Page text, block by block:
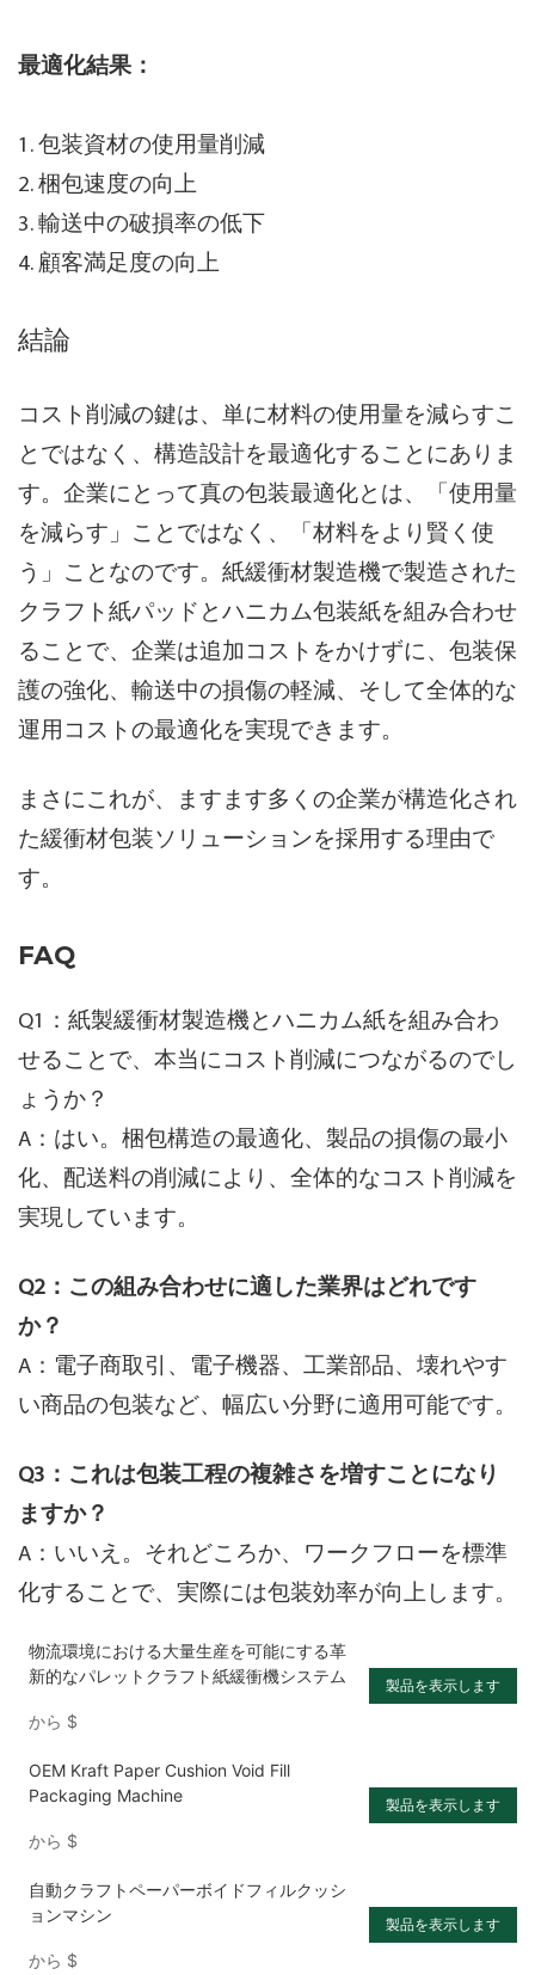
最適化結果：
1. 包装資材の使用量削減
2. 梱包速度の向上
3. 輸送中の破損率の低下
4. 顧客満足度の向上
結論
コスト削減の鍵は、単に材料の使用量を減らすこ
とではなく、構造設計を最適化することにありま
す。企業にとって真の包装最適化とは、「使用量
を減らす」ことではなく、「材料をより賢く使
う」ことなのです。紙緩衝材製造機で製造された
クラフト紙パッドとハニカム包装紙を組み合わせ
ることで、企業は追加コストをかけずに、包装保
護の強化、輸送中の損傷の軽減、そして全体的な
運用コストの最適化を実現できます。
まさにこれが、ますます多くの企業が構造化され
た緩衝材包装ソリューションを採用する理由で
す。
FAQ
Q1：紙製緩衝材製造機とハニカム紙を組み合わ
せることで、本当にコスト削減につながるのでし
ょうか？
A：はい。梱包構造の最適化、製品の損傷の最小
化、配送料の削減により、全体的なコスト削減を
実現しています。
Q2：この組み合わせに適した業界はどれです
か？
A：電子商取引、電子機器、工業部品、壊れやす
い商品の包装など、幅広い分野に適用可能です。
Q3：これは包装工程の複雑さを増すことになり
ますか？
A：いいえ。それどころか、ワークフローを標準
化することで、実際には包装効率が向上します。
物流環境における大量生産を可能にする革
新的なパレットクラフト紙緩衝機システム
から $
製品を表示します
OEM Kraft Paper Cushion Void Fill
Packaging Machine
から $
製品を表示します
自動クラフトペーパーボイドフィルクッシ
ョンマシン
から $
製品を表示します